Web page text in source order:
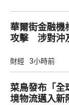
華爾街金融機
攻擊 涉對沖
財經 3小時前
菜鳥發布「
境物流邁入新